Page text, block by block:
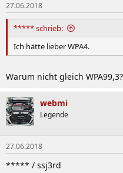
27.06.2018
***** schrieb:
Ich hätte lieber WPA4.
Warum nicht gleich
webmi
Legende
27.06.2018
***** / ssj3rd